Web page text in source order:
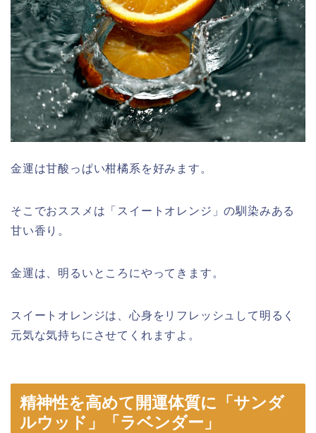
金運は甘酸っぱい柑橘系を好みます。
そこでおススメは「スイートオレンジ」の馴染みある
甘い香り。
金運は、明るいところにやってきます。
スイートオレンジは、心身をリフレッシュして明るく
元気な気持ちにさせてくれますよ。
精神性を高めて開運体質に「サンダ
ルウッド」「ラベンダー」